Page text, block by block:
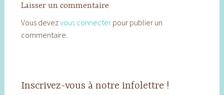
Laisser un commentaire
Vous devezvous connecterpour publier un
commentaire.
Inscrivez-vous à notre infolettre !